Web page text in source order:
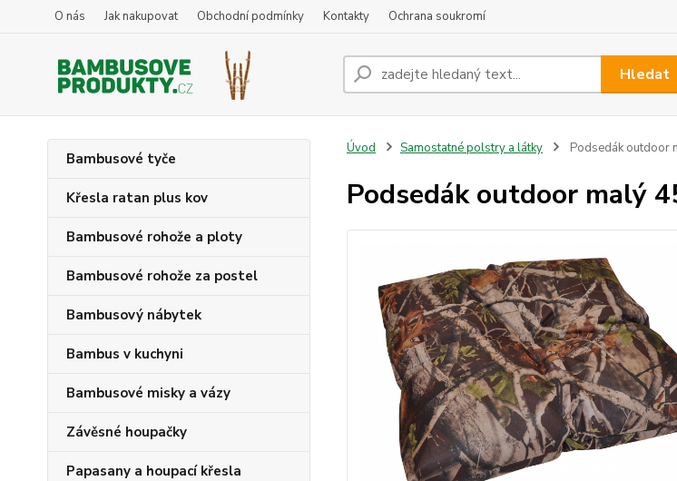
O nás Jak nakupovat Obchodní podmínky Kontakty Ochrana soukromí
Hledat
Bambusové tyče
Křesla ratan plus kov
Bambusové rohože a ploty
Bambusové rohože za postel
Bambusový nábytek
Bambus v kuchyni
Bambusové misky a vázy
Závěsné houpačky
Papasany a houpací křesla
Úvod Samostatné polstry a látky Podsedák outdoor
Podsedák outdoor malý